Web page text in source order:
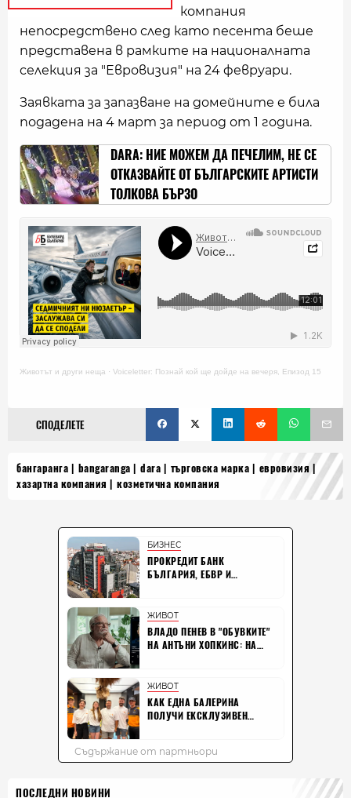
компания
непосредствено след като песента беше
представена в рамките на националната
селекция за "Евровизия" на 24 февруари.
Заявката за запазване на домейните е била
подадена на 4 март за период от 1 година.
DARA: НИЕ МОЖЕМ ДА ПЕЧЕЛИМ, НЕ СЕ
ОТКАЗВАЙТЕ ОТ БЪЛГАРСКИТЕ АРТИСТИ
ТОЛКОВА БЪРЗО
Животът и други неща · Voiceletter: Познай кой ще дойде на вечеря, Епизод 15
СПОДЕЛЕТЕ
бангаранга bangaranga dara търговска марка
евровизия
хазартна компания
козметична компания
ПОСЛЕДНИ НОВИНИ